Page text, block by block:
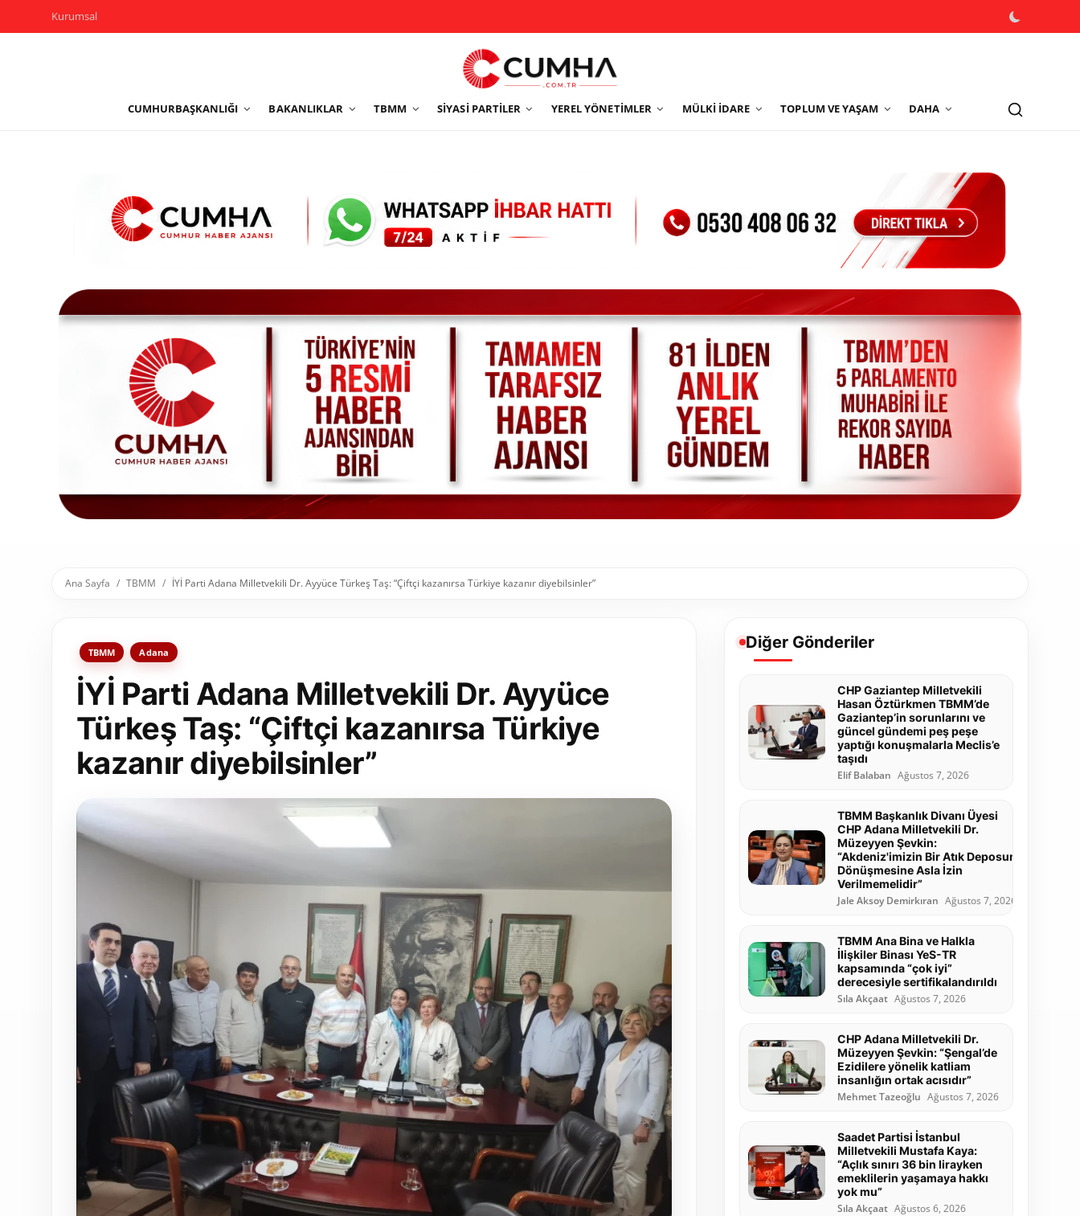
Kurumsal
CUMHURBAŞKANLIĞI BAKANLIKLAR TBMM SIYASI PARTILER YEREL YÖNETIMLER MÜLKI İDARE TOPLUM VE YAŞAM DAHA
Yerel Yönetimler
Sivil Toplum Kuruluşları
Kamu Kurumları ve Üst Kurullar
Resmi Reklamlar
Ana Sayfa TBMM İYİ Parti Adana Milletvekili Dr. Ayyüce Türkeş Taş: “Çiftçi kazanırsa Türkiye kazanır diyebilsinler”
TBMM Adana
İYİ Parti Adana Milletvekili Dr. Ayyüce
Türkeş Taş: “Çiftçi kazanırsa Türkiye
kazanır diyebilsinler”
Diğer Gönderiler
CHP Gaziantep Milletvekili
Hasan Öztürkmen TBMM’de
Gaziantep’in sorunlarını ve
güncel gündemi peş peşe
yaptığı konuşmalarla Meclis’e
taşıdı
Elif Balaban Ağustos 7, 2026
TBMM Başkanlık Divanı Üyesi
CHP Adana Milletvekili Dr.
Müzeyyen Şevkin:
“Akdeniz'imizin Bir Atık Deposuna
Dönüşmesine Asla İzin
Verilmemelidir”
Jale Aksoy Demirkıran Ağustos 7, 2026
TBMM Ana Bina ve Halkla
İlişkiler Binası YeS-TR
kapsamında “çok iyi”
derecesiyle sertifikalandırıldı
Sıla Akçaat Ağustos 7, 2026
CHP Adana Milletvekili Dr.
Müzeyyen Şevkin: “Şengal’de
Ezidilere yönelik katliam
insanlığın ortak acısıdır”
Mehmet Tazeoğlu Ağustos 7, 2026
Saadet Partisi İstanbul
Milletvekili Mustafa Kaya:
“Açlık sınırı 36 bin lirayken
emeklilerin yaşamaya hakkı
yok mu”
Sıla Akçaat Ağustos 6, 2026